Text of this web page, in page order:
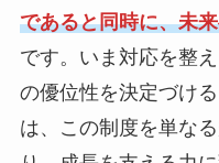
であると同時に、未
です。いま対応を整
の優位性を決定づけ
は、この制度を単な